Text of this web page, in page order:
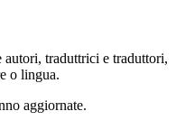
traduttrici e traduttori,
o lingua.
aggiornate.